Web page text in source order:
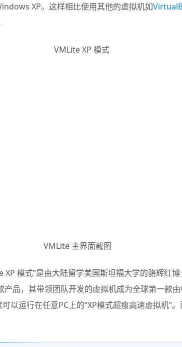
XP。这样相比使用其他的虚拟机如
VMLite 主界面截图
XP 模式”是由大陆留学美国斯坦福大学的骆辉红
品，其带领团队开发的虚拟机成为全球第一款
以运行在任意PC上的“XP模式超瘦高速虚拟机”